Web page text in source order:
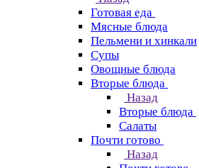
Готовая еда
Мясные блюда
Пельмени и хинкали
Супы
Овощные блюда
Вторые блюда
Назад
Вторые блюда
Салаты
Почти готово
Назад